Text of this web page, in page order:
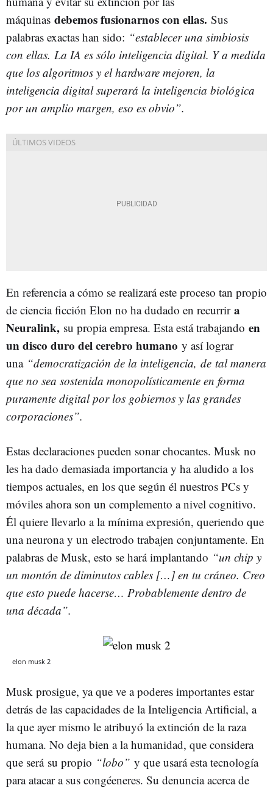
máquinas debemos fusionarnos con ellas. Sus
palabras exactas han sido: “establecer una simbiosis
con ellas. La IA es sólo inteligencia digital. Y a medida
que los algoritmos y el hardware mejoren, la
inteligencia digital superará la inteligencia biológica
por un amplio margen, eso es obvio”.
En referencia a cómo se realizará este proceso tan propio
de ciencia ficción Elon no ha dudado en recurrir a
Neuralink, su propia empresa. Esta está trabajando en
un disco duro del cerebro humano y así lograr
una “democratización de la inteligencia, de tal manera
que no sea sostenida monopolísticamente en forma
puramente digital por los gobiernos y las grandes
corporaciones”.
Estas declaraciones pueden sonar chocantes. Musk no
les ha dado demasiada importancia y ha aludido a los
tiempos actuales, en los que según él nuestros PCs y
móviles ahora son un complemento a nivel cognitivo.
Él quiere llevarlo a la mínima expresión, queriendo que
una neurona y un electrodo trabajen conjuntamente. En
palabras de Musk, esto se hará implantando “un chip y
un montón de diminutos cables […] en tu cráneo. Creo
que esto puede hacerse… Probablemente dentro de
una década”.
elon musk 2
Musk prosigue, ya que ve a poderes importantes estar
detrás de las capacidades de la Inteligencia Artificial, a
la que ayer mismo le atribuyó la extinción de la raza
humana. No deja bien a la humanidad, que considera
que será su propio “lobo” y que usará esta tecnología
para atacar a sus congéeneres. Su denuncia acerca de